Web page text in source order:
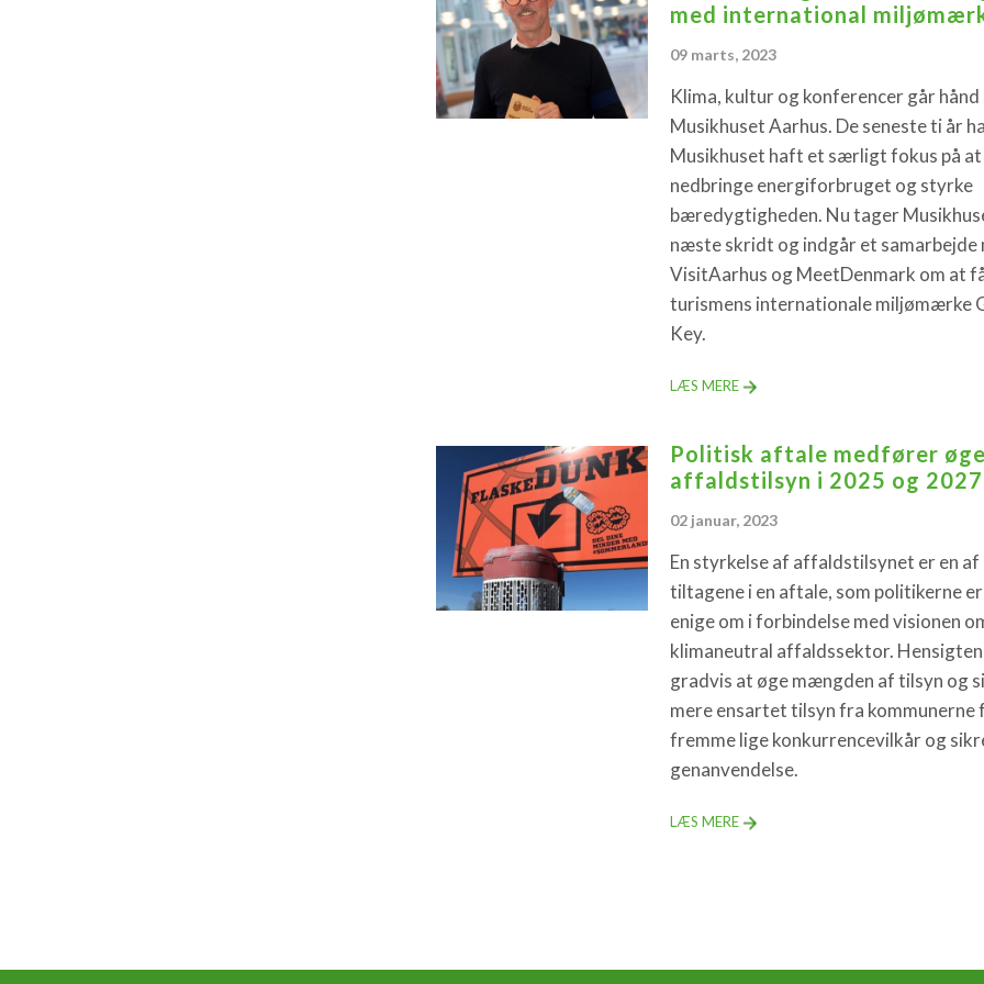
med international
09 marts, 2023
Klima, kultur og konferencer går hånd
Musikhuset Aarhus. De seneste ti år
Musikhuset haft et særligt fokus på at
nedbringe energiforbruget og styrke
bæredygtigheden. Nu tager
næste skridt og indgår et samarbejde
VisitAarhus og MeetDenmark om at
turismens internationale miljømærke
Key.
LÆS MERE
Politisk aftale medfører
affaldstilsyn i 2025 og 2027
02 januar, 2023
En styrkelse af affaldstilsynet er en af
tiltagene i en aftale, som politikerne
enige om i forbindelse med visionen
klimaneutral affaldssektor.
gradvis at øge mængden af tilsyn og
mere ensartet tilsyn fra kommunerne
fremme lige konkurrencevilkår og
genanvendelse.
LÆS MERE